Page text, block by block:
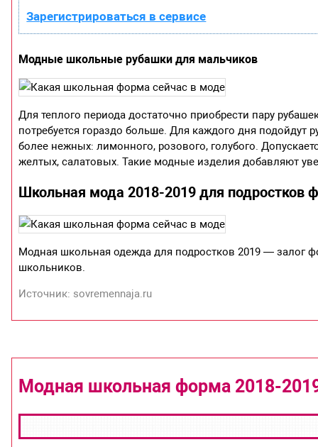
Зарегистрироваться в сервисе
Модные школьные рубашки для мальчиков
Для теплого периода достаточно приобрести пару
потребуется гораздо больше. Для каждого дня
более нежных: лимонного, розового, голубого.
желтых, салатовых. Такие модные изделия добавляют
Школьная мода 2018-2019 для подростков
Модная школьная одежда для подростков 2019 — залог
школьников.
Источник: sovremennaja.ru
Модная школьная форма 2018-